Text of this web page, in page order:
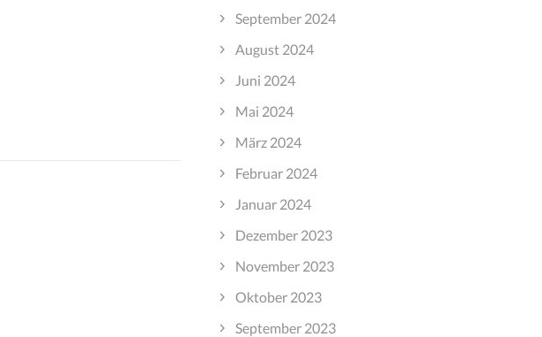
September 2024
August 2024
Juni 2024
Mai 2024
März 2024
Februar 2024
Januar 2024
Dezember 2023
November 2023
Oktober 2023
September 2023